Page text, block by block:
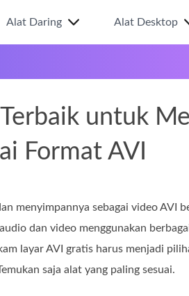
Alat Daring Alat Desktop
untuk
Format AVI
menyimpannya sebagai video AVI
dan video menggunakan
layar AVI gratis harus menjadi
saja alat yang paling sesuai.